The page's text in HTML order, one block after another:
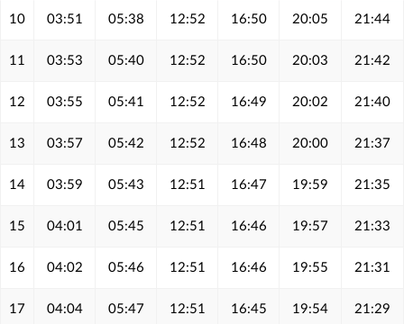
10 03:51 05:38 12:52 16:50 20:05 21:44
11 03:53 05:40 12:52 16:50 20:03 21:42
12 03:55 05:41 12:52 16:49 20:02 21:40
13 03:57 05:42 12:52 16:48 20:00 21:37
14 03:59 05:43 12:51 16:47 19:59 21:35
15 04:01 05:45 12:51 16:46 19:57 21:33
16 04:02 05:46 12:51 16:46 19:55 21:31
17 04:04 05:47 12:51 16:45 19:54 21:29